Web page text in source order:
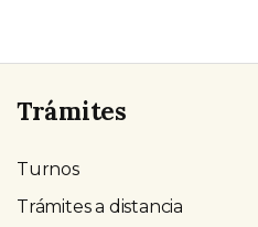
Trámites
Turnos
Trámites a distancia